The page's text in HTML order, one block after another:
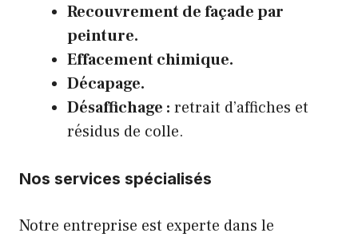
Recouvrement de façade par
peinture.
Effacement chimique.
Décapage.
Désaffichage : retrait d’affiches et
résidus de colle.
Nos services spécialisés
Notre entreprise est experte dans le